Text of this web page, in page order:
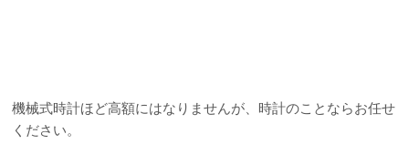
機械式時計ほど高額にはなりませんが、時計のことならお任せ
ください。